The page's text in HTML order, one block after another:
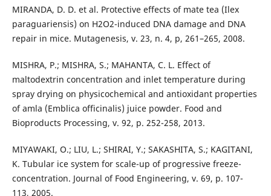
MIRANDA, D. D. et al. Protective effects of mate tea (Ilex
paraguariensis) on H2O2-induced DNA damage and DNA
repair in mice. Mutagenesis, v. 23, n. 4, p, 261–265, 2008.
MISHRA, P.; MISHRA, S.; MAHANTA, C. L. Effect of
maltodextrin concentration and inlet temperature during
spray drying on physicochemical and antioxidant properties
of amla (Emblica officinalis) juice powder. Food and
Bioproducts Processing, v. 92, p. 252-258, 2013.
MIYAWAKI, O.; LIU, L.; SHIRAI, Y.; SAKASHITA, S.; KAGITANI,
K. Tubular ice system for scale-up of progressive freeze-
concentration. Journal of Food Engineering, v. 69, p. 107-
113, 2005.